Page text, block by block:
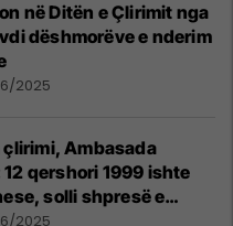
në Ditën e Çlirimit nga
dëshmorëve e nderim
2025
Ambasada
qershori 1999 ishte
solli shpresë e
2025